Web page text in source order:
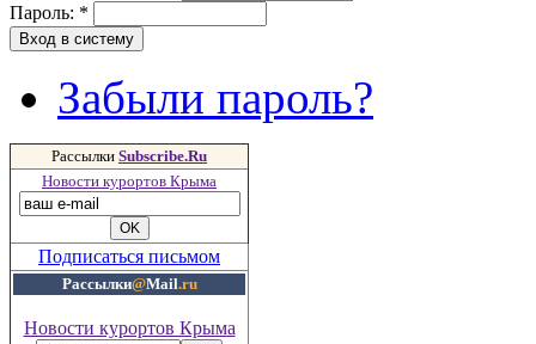
Пароль: *
Забыли пароль?
Рассылки Subscribe.Ru
Новости курортов Крыма
Подписаться письмом
Рассылки@Mail.ru
Новости курортов Крыма